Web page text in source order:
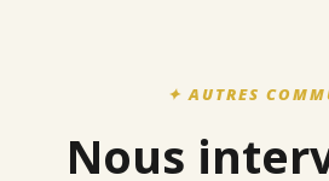
✦ AUTRES
Nous